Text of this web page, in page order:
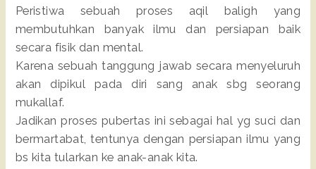
Peristiwa sebuah proses aqil baligh yang
membutuhkan banyak ilmu dan persiapan baik
secara fisik dan mental.
Karena sebuah tanggung jawab secara menyeluruh
akan dipikul pada diri sang anak sbg seorang
mukallaf.
Jadikan proses pubertas ini sebagai hal yg suci dan
bermartabat, tentunya dengan persiapan ilmu yang
bs kita tularkan ke anak-anak kita.